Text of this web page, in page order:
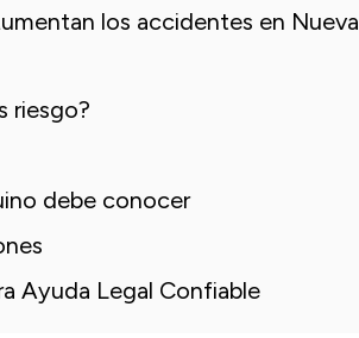
los accidentes en Nueva
riesgo?
debe conocer
Ayuda Legal Confiable